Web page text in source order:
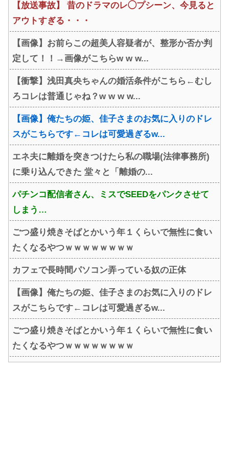
【放送事故】 昔のドラマのレ◯プシーン、今見ると
アウトすぎる・・・
【画像】お前らこの超美人容疑者が、整形か否か判
定して！！→画像がこちらw w w...
【衝撃】浅田真央ちゃんの婚活条件がこちら←むし
ろコレは普通じゃね？w w w w...
【画像】俺たちの姫、佳子さまのお気に入りのドレ
スがこちらです←コレは可愛過ぎるw...
エネ夫に離婚を突きつけたら私の職場(法律事務所)
に乗り込んできた 堂々と「離婚の...
パチンコ配信者さん、ミスでSEEDをパンクさせて
しまう…
ごつ盛り焼きそばとかいう年１くらいで無性に食い
たくなるやつｗｗｗｗｗｗｗｗ
カフェで長時間パソコン弄っている奴の正体
【画像】俺たちの姫、佳子さまのお気に入りのドレ
スがこちらです←コレは可愛過ぎるw...
ごつ盛り焼きそばとかいう年１くらいで無性に食い
たくなるやつｗｗｗｗｗｗｗｗ